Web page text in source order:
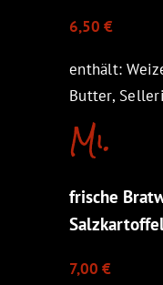
6,50 €
enthält:
Butter,
Mi.
frische
7,00 €